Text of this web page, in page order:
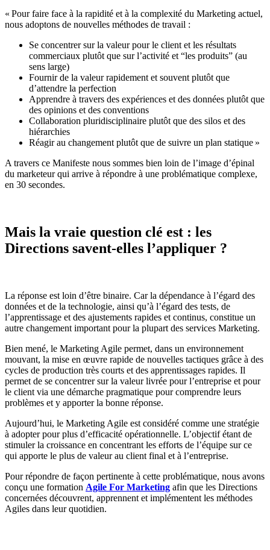
« Pour faire face à la rapidité et à la complexité du Marketing actuel,
nous adoptons de nouvelles méthodes de travail :
Se concentrer sur la valeur pour le client et les résultats
commerciaux plutôt que sur l’activité et “les produits” (au
sens large)
Fournir de la valeur rapidement et souvent plutôt que
d’attendre la perfection
Apprendre à travers des expériences et des données plutôt que
des opinions et des conventions
Collaboration pluridisciplinaire plutôt que des silos et des
hiérarchies
Réagir au changement plutôt que de suivre un plan statique »
A travers ce Manifeste nous sommes bien loin de l’image d’épinal
du marketeur qui arrive à répondre à une problématique complexe,
en 30 secondes.
Mais la vraie question clé est : les
Directions savent-elles l’appliquer ?
La réponse est loin d’être binaire. Car la dépendance à l’égard des
données et de la technologie, ainsi qu’à l’égard des tests, de
l’apprentissage et des ajustements rapides et continus, constitue un
autre changement important pour la plupart des services Marketing.
Bien mené, le Marketing Agile permet, dans un environnement
mouvant, la mise en œuvre rapide de nouvelles tactiques grâce à des
cycles de production très courts et des apprentissages rapides. Il
permet de se concentrer sur la valeur livrée pour l’entreprise et pour
le client via une démarche pragmatique pour comprendre leurs
problèmes et y apporter la bonne réponse.
Aujourd’hui, le Marketing Agile est considéré comme une stratégie
à adopter pour plus d’efficacité opérationnelle. L’objectif étant de
stimuler la croissance en concentrant les efforts de l’équipe sur ce
qui apporte le plus de valeur au client final et à l’entreprise.
Pour répondre de façon pertinente à cette problématique, nous avons
conçu une formation Agile For Marketing afin que les Directions
concernées découvrent, apprennent et implémentent les méthodes
Agiles dans leur quotidien.